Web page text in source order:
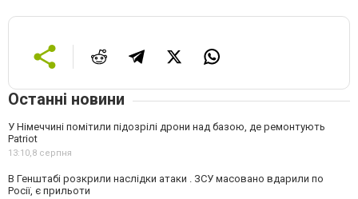
Останні новини
У Німеччині помітили підозрілі дрони над базою, де ремонтують
Patriot
13:10,8 серпня
В Генштабі розкрили наслідки атаки . ЗСУ масовано вдарили по
Росії, є прильоти